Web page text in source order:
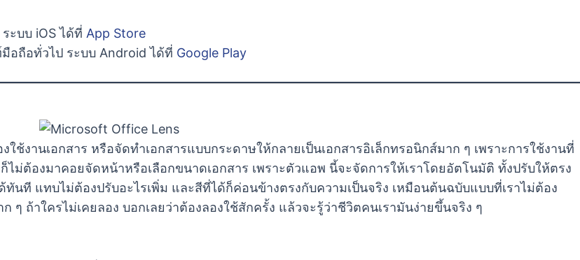
ะบบ iOS ได้ที่ App Store
อถือทั่วไป ระบบ Android ได้ที่ Google Play
งานเอกสาร หรือจัดทำเอกสารแบบกระดาษให้กลายเป็นเอกสารอิเล็กทรอนิกส์มาก ๆ เพราะการใช้งานที่
ไม่ต้องมาคอยจัดหน้าหรือเลือกขนาดเอกสาร เพราะตัวแอพ นี้จะจัดการให้เราโดยอัตโนมัติ ทั้งปรับให้ตรง
นที แทบไม่ต้องปรับอะไรเพิ่ม และสีที่ได้ก็ค่อนข้างตรงกับความเป็นจริง เหมือนต้นฉบับแบบที่เราไม่ต้อง
ๆ ถ้าใครไม่เคยลอง บอกเลยว่าต้องลองใช้สักครั้ง แล้วจะรู้ว่าชีวิตคนเรามันง่ายขึ้นจริง ๆ